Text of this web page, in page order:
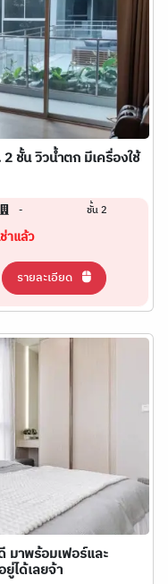
ชั้น วิวน้ำตก มีเครื่องใช้
- ชั้น 2
าแล้ว
รายละเอียด
มาพร้อมเฟอร์และ
ยู่ได้เลยจ้า